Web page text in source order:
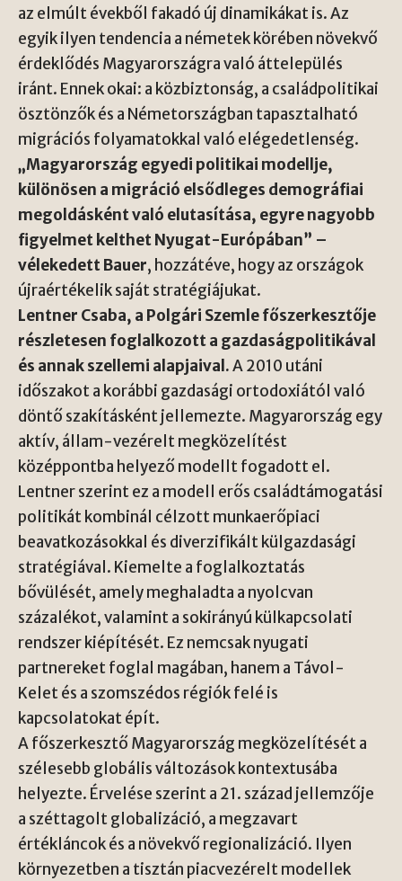
az elmúlt évekből fakadó új dinamikákat is. Az
egyik ilyen tendencia a németek körében növekvő
érdeklődés Magyarországra való áttelepülés
iránt. Ennek okai: a közbiztonság, a családpolitikai
ösztönzők és a Németországban tapasztalható
migrációs folyamatokkal való elégedetlenség.
„Magyarország egyedi politikai modellje,
különösen a migráció elsődleges demográfiai
megoldásként való elutasítása, egyre nagyobb
figyelmet kelthet Nyugat-Európában” –
vélekedett Bauer, hozzátéve, hogy az országok
újraértékelik saját stratégiájukat.
Lentner Csaba, a Polgári Szemle főszerkesztője
részletesen foglalkozott a gazdaságpolitikával
és annak szellemi alapjaival.A 2010 utáni
időszakot a korábbi gazdasági ortodoxiától való
döntő szakításként jellemezte. Magyarország egy
aktív, állam-vezérelt megközelítést
középpontba helyező modellt fogadott el.
Lentner szerint ez a modell erős családtámogatási
politikát kombinál célzott munkaerőpiaci
beavatkozásokkal és diverzifikált külgazdasági
stratégiával. Kiemelte a foglalkoztatás
bővülését, amely meghaladta a nyolcvan
százalékot, valamint a sokirányú külkapcsolati
rendszer kiépítését. Ez nemcsak nyugati
partnereket foglal magában, hanem a Távol-
Kelet és a szomszédos régiók felé is
kapcsolatokat épít.
A főszerkesztő Magyarország megközelítését a
szélesebb globális változások kontextusába
helyezte. Érvelése szerint a 21. század jellemzője
a széttagolt globalizáció, a megzavart
értékláncok és a növekvő regionalizáció. Ilyen
környezetben a tisztán piacvezérelt modellek